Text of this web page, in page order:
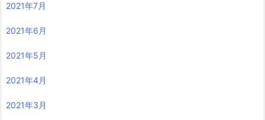
2021年7月
2021年6月
2021年5月
2021年4月
2021年3月